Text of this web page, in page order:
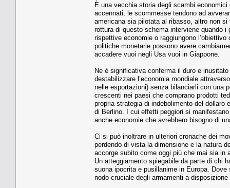
È una vecchia storia degli scambi
accennati, le scommesse tendono ad
americana sia pilotata al ribasso, altro non
rottura di questo schema interviene quando
rispettive economie o raggiungono
politiche monetarie possono avere
accadere vuoi negli Usa vuoi in Giappone.
Ne è significativa conferma il duro e
destabilizzare l’economia mondiale
nelle esportazioni) senza bilanciarli con una
crescenti nei paesi che comprano prodotti
propria strategia di indebolimento del dollaro
di Berlino. I cui effetti peggiori si manifestano
anche economie che avrebbero bisogno di
Ci si può inoltrare in ulteriori cronache dei
perdendo di vista la dimensione e la natura
accorge subito come oggi più che mai sia in
Un atteggiamento spiegabile da parte di chi
suona ipocrita e pusillanime in Europa.
nodo cruciale degli armamenti a